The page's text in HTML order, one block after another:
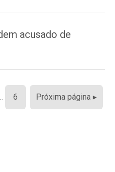
acusado de
6 Próxima página ▸